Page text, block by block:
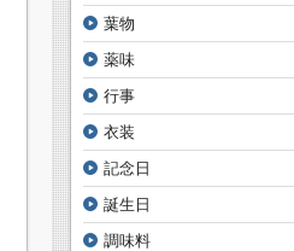
葉物
薬味
行事
衣装
記念日
誕生日
調味料